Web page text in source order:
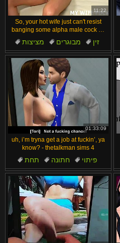
11:22
So, your hot wife just can't resist
banging some alpha male cock on
the side. Wild stuff!מציצות מבוגרים
זין
שליטה נשית
אישה
01:33:09
uh, i’m tryna get a job at fuckin’, ya
know? - thetalkman sims 4
תחת חתונה
פיתוי
בגידה
קריקטורה